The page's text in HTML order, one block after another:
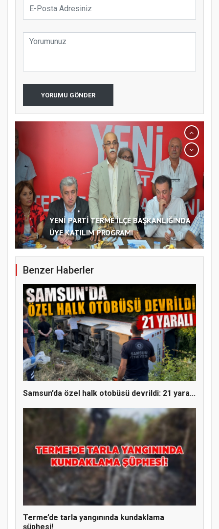
YORUMU GÖNDER
YENİ PARTİ TERME İLÇE BAŞKANLIĞINDA
ÜYE KATILIM PROGRAMI
Benzer Haberler
Samsun’da özel halk otobüsü devrildi: 21 yara...
Terme’de tarla yangınında kundaklama
şüphesi!